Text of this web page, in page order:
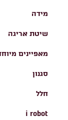
מידה
שיטת אריגה
מאפיינים
סגנון
חלל
i robot